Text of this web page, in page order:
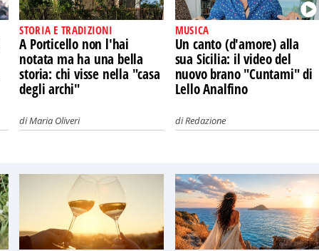
STORIA E TRADIZIONI
A Porticello non l'hai
notata ma ha una bella
storia: chi visse nella "casa
degli archi"
diMaria Oliveri
MUSICA
Un canto (d'amore) alla
sua Sicilia: il video del
nuovo brano "Cuntami" di
Lello Analfino
diRedazione